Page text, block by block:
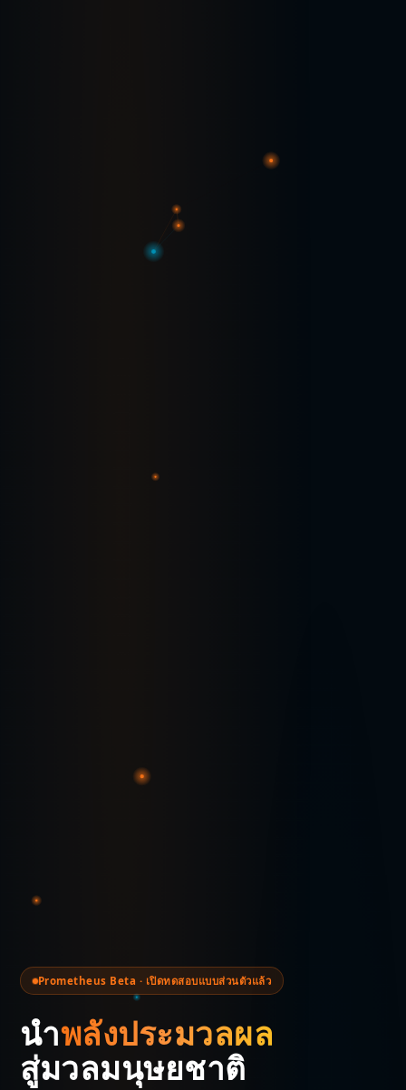
Prometheus Beta · เปิดทดสอบแบบส่วนตัวแล้ว
นำพลังประมวลผล
สู่มวลมนุษยชาติ